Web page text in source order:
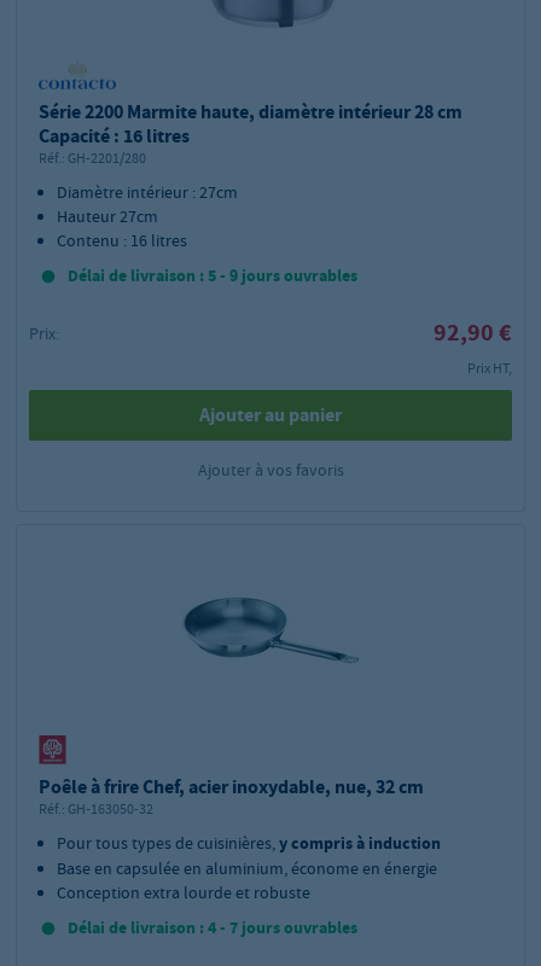
Série 2200 Marmite haute, diamètre intérieur 28 cm
Capacité : 16 litres
Réf.: GH-2201/280
Diamètre intérieur : 27cm
Hauteur 27cm
Contenu : 16 litres
Délai de livraison : 5 - 9 jours ouvrables
Prix: 92,90 €
Prix HT,
Ajouter au panier
Ajouter à vos favoris
Poêle à frire Chef, acier inoxydable, nue, 32 cm
Réf.: GH-163050-32
Pour tous types de cuisinières,y compris à induction
Base en capsulée en aluminium, économe en énergie
Conception extra lourde et robuste
Délai de livraison : 4 - 7 jours ouvrables